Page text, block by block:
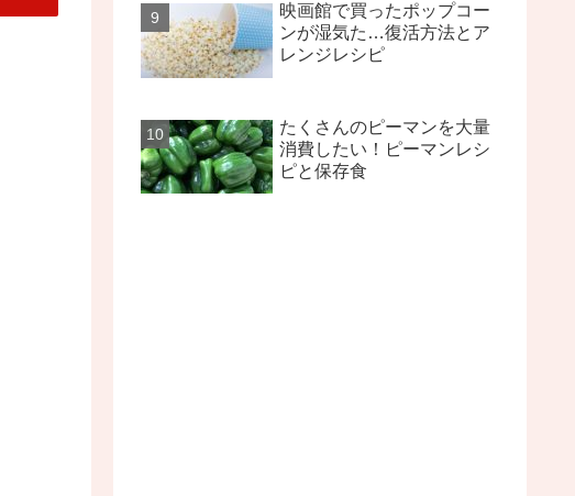
映画館で買ったポップコー
ンが湿気た…復活方法とア
レンジレシピ
たくさんのピーマンを大量
消費したい！ピーマンレシ
ピと保存食